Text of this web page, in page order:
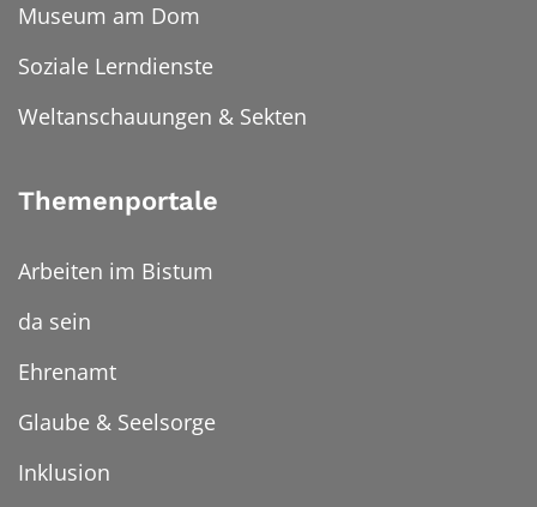
Museum am Dom
Soziale Lerndienste
Weltanschauungen & Sekten
Themenportale
Arbeiten im Bistum
da sein
Ehrenamt
Glaube & Seelsorge
Inklusion